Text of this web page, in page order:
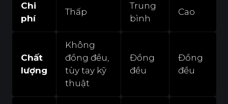
Chi
phí
Thấp
Trung
bình
Cao
Chất
lượng
Không
đồng đều,
tùy tay kỹ
thuật
Đồng
đều
Đồng
đều